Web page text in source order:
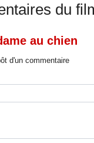
du
au chien
d'un commentaire